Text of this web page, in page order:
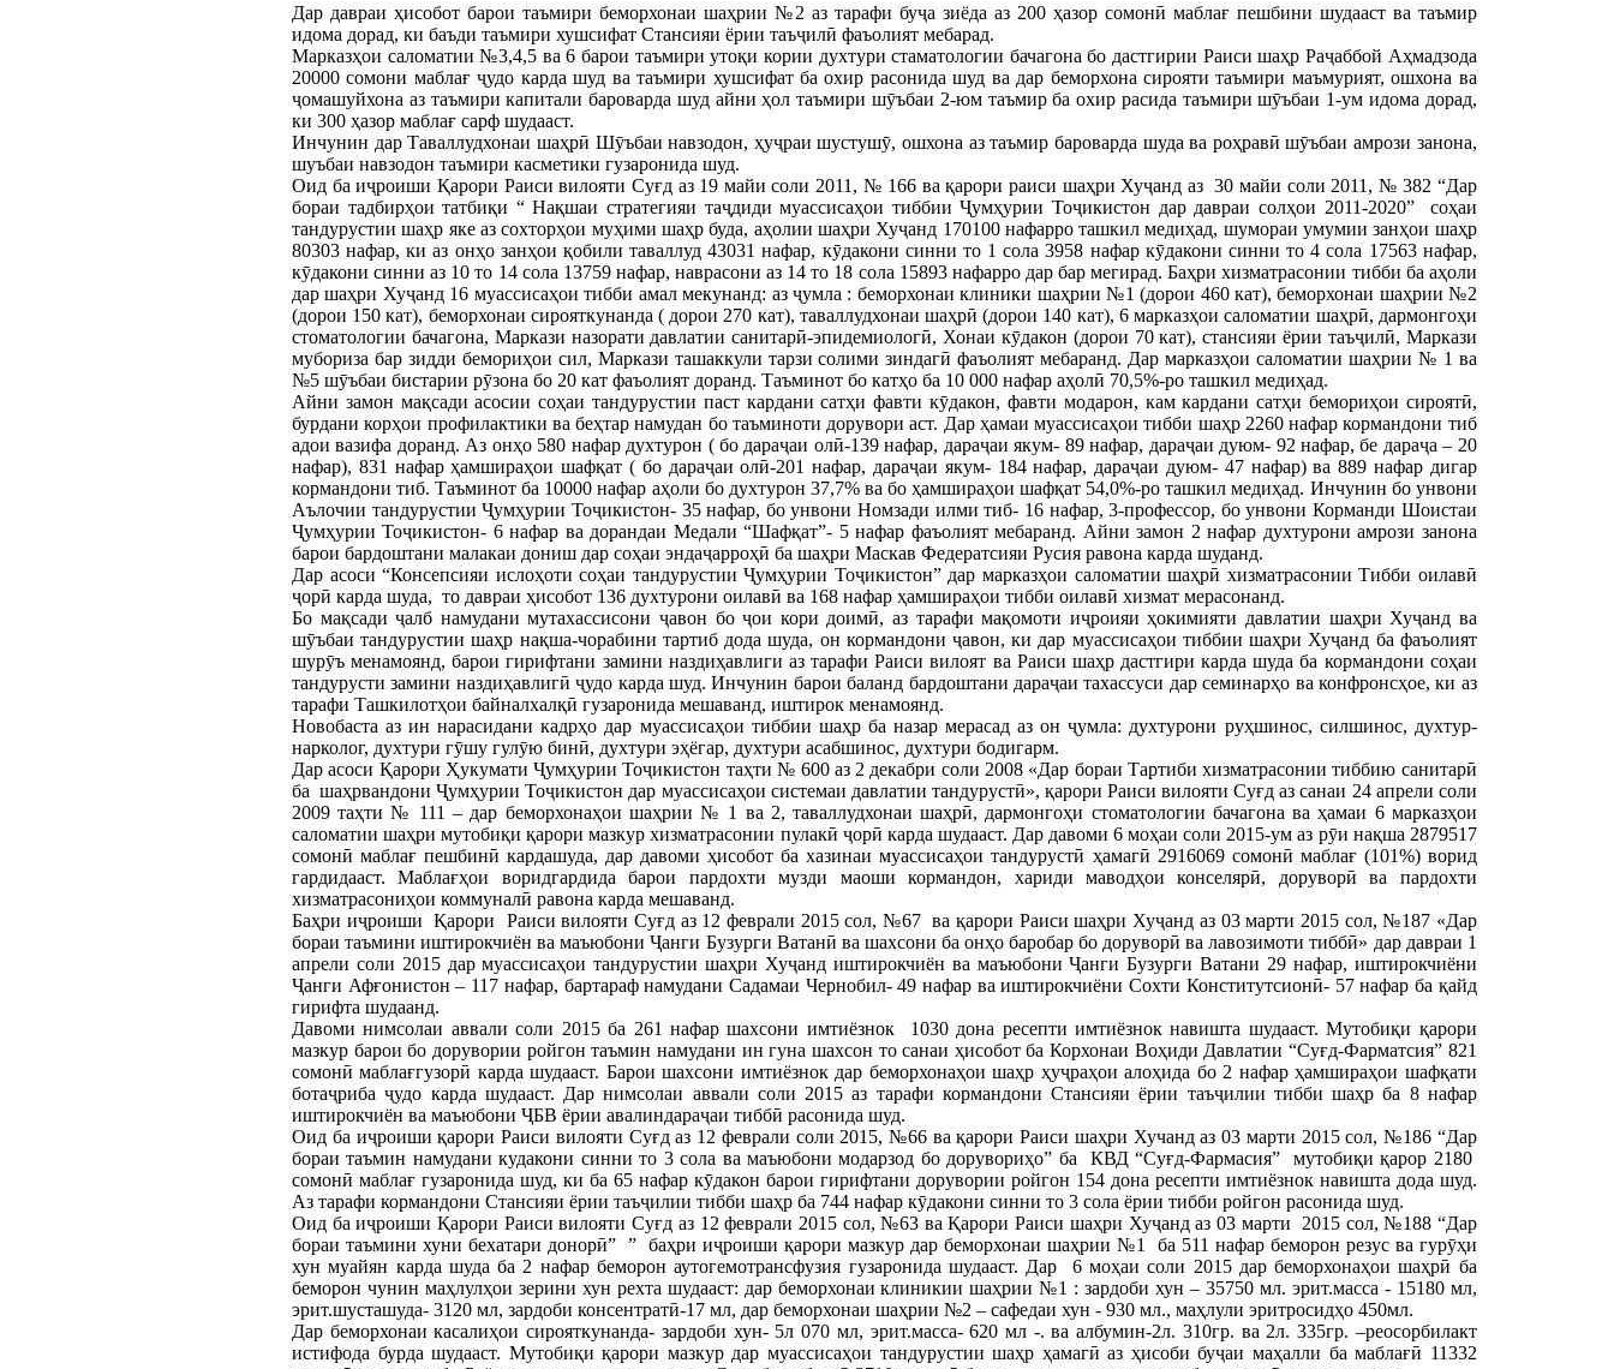
Дар давраи ҳисобот барои таъмири беморхонаи шаҳрии №2 аз тарафи буҷа зиёда аз 200 ҳазор сомонӣ маблағ пешбини шудааст ва таъмир
идома дорад, ки баъди таъмири хушсифат Стансияи ёрии таъҷилӣ фаъолият мебарад.
Марказҳои саломатии №3,4,5 ва 6 барои таъмири утоқи кории духтури стаматологии бачагона бо дастгирии Раиси шаҳр Раҷаббой Аҳмадзода
20000 сомони маблағ ҷудо карда шуд ва таъмири хушсифат ба охир расонида шуд ва дар беморхона сирояти таъмири маъмурият, ошхона ва
ҷомашуйхона аз таъмири капитали бароварда шуд айни ҳол таъмири шӯъбаи 2-юм таъмир ба охир расида таъмири шӯъбаи 1-ум идома дорад,
ки 300 ҳазор маблағ сарф шудааст.
Инчунин дар Таваллудхонаи шаҳрӣ Шӯъбаи навзодон, ҳуҷраи шустушӯ, ошхона аз таъмир бароварда шуда ва роҳравӣ шӯъбаи амрози занона,
шуъбаи навзодон таъмири касметики гузаронида шуд.
Оид ба иҷроиши Қарори Раиси вилояти Суғд аз 19 майи соли 2011, № 166 ва қарори раиси шаҳри Хуҷанд аз 30 майи соли 2011, № 382 “Дар
бораи тадбирҳои татбиқи “ Нақшаи стратегияи таҷдиди муассисаҳои тиббии Ҷумҳурии Тоҷикистон дар давраи солҳои 2011-2020” соҳаи
тандурустии шаҳр яке аз сохторҳои муҳими шаҳр буда, аҳолии шаҳри Хуҷанд 170100 нафарро ташкил медиҳад, шумораи умумии занҳои шаҳр
80303 нафар, ки аз онҳо занҳои қобили таваллуд 43031 нафар, кӯдакони синни то 1 сола 3958 нафар кӯдакони синни то 4 сола 17563 нафар,
кӯдакони синни аз 10 то 14 сола 13759 нафар, наврасони аз 14 то 18 сола 15893 нафарро дар бар мегирад. Баҳри хизматрасонии тибби ба аҳоли
дар шаҳри Хуҷанд 16 муассисаҳои тибби амал мекунанд: аз ҷумла : беморхонаи клиники шаҳрии №1 (дорои 460 кат), беморхонаи шаҳрии №2
(дорои 150 кат), беморхонаи сирояткунанда ( дорои 270 кат), таваллудхонаи шаҳрӣ (дорои 140 кат), 6 марказҳои саломатии шаҳрӣ, дармонгоҳи
стоматологии бачагона, Маркази назорати давлатии санитарӣ-эпидемиологӣ, Хонаи кӯдакон (дорои 70 кат), стансияи ёрии таъҷилӣ, Маркази
мубориза бар зидди бемориҳои сил, Маркази ташаккули тарзи солими зиндагӣ фаъолият мебаранд. Дар марказҳои саломатии шаҳрии № 1 ва
№5 шӯъбаи бистарии рӯзона бо 20 кат фаъолият доранд. Таъминот бо катҳо ба 10 000 нафар аҳолӣ 70,5%-ро ташкил медиҳад.
Айни замон мақсади асосии соҳаи тандурустии паст кардани сатҳи фавти кӯдакон, фавти модарон, кам кардани сатҳи бемориҳои сироятӣ,
бурдани корҳои профилактики ва беҳтар намудан бо таъминоти дорувори аст. Дар ҳамаи муассисаҳои тибби шаҳр 2260 нафар кормандони тиб
адои вазифа доранд. Аз онҳо 580 нафар духтурон ( бо дараҷаи олӣ-139 нафар, дараҷаи якум- 89 нафар, дараҷаи дуюм- 92 нафар, бе дараҷа – 20
нафар), 831 нафар ҳамшираҳои шафқат ( бо дараҷаи олӣ-201 нафар, дараҷаи якум- 184 нафар, дараҷаи дуюм- 47 нафар) ва 889 нафар дигар
кормандони тиб. Таъминот ба 10000 нафар аҳоли бо духтурон 37,7% ва бо ҳамшираҳои шафқат 54,0%-ро ташкил медиҳад. Инчунин бо унвони
Аълочии тандурустии Ҷумҳурии Тоҷикистон- 35 нафар, бо унвони Номзади илми тиб- 16 нафар, 3-профессор, бо унвони Корманди Шоистаи
Ҷумҳурии Тоҷикистон- 6 нафар ва дорандаи Медали “Шафқат”- 5 нафар фаъолият мебаранд. Айни замон 2 нафар духтурони амрози занона
барои бардоштани малакаи дониш дар соҳаи эндаҷарроҳӣ ба шаҳри Маскав Федератсияи Русия равона карда шуданд.
Дар асоси “Консепсияи ислоҳоти соҳаи тандурустии Ҷумҳурии Тоҷикистон” дар марказҳои саломатии шаҳрӣ хизматрасонии Тибби оилавӣ
ҷорӣ карда шуда, то давраи ҳисобот 136 духтурони оилавӣ ва 168 нафар ҳамшираҳои тибби оилавӣ хизмат мерасонанд.
Бо мақсади ҷалб намудани мутахассисони ҷавон бо ҷои кори доимӣ, аз тарафи мақомоти иҷроияи ҳокимияти давлатии шаҳри Хуҷанд ва
шӯъбаи тандурустии шаҳр нақша-чорабини тартиб дода шуда, он кормандони ҷавон, ки дар муассисаҳои тиббии шаҳри Хуҷанд ба фаъолият
шурӯъ менамоянд, барои гирифтани замини наздиҳавлиги аз тарафи Раиси вилоят ва Раиси шаҳр дастгири карда шуда ба кормандони соҳаи
тандурусти замини наздиҳавлигӣ ҷудо карда шуд. Инчунин барои баланд бардоштани дараҷаи тахассуси дар семинарҳо ва конфронсҳое, ки аз
тарафи Ташкилотҳои байналхалқӣ гузаронида мешаванд, иштирок менамоянд.
Новобаста аз ин нарасидани кадрҳо дар муассисаҳои тиббии шаҳр ба назар мерасад аз он ҷумла: духтурони руҳшинос, силшинос, духтур-
нарколог, духтури гӯшу гулӯю бинӣ, духтури эҳёгар, духтури асабшинос, духтури бодигарм.
Дар асоси Қарори Ҳукумати Ҷумҳурии Тоҷикистон таҳти № 600 аз 2 декабри соли 2008 «Дар бораи Тартиби хизматрасонии тиббию санитарӣ
ба шаҳрвандони Ҷумҳурии Тоҷикистон дар муассисаҳои системаи давлатии тандурустӣ», қарори Раиси вилояти Суғд аз санаи 24 апрели соли
2009 таҳти № 111 – дар беморхонаҳои шаҳрии № 1 ва 2, таваллудхонаи шаҳрӣ, дармонгоҳи стоматологии бачагона ва ҳамаи 6 марказҳои
саломатии шаҳри мутобиқи қарори мазкур хизматрасонии пулакӣ ҷорӣ карда шудааст. Дар давоми 6 моҳаи соли 2015-ум аз рӯи нақша 2879517
сомонӣ маблағ пешбинӣ кардашуда, дар давоми ҳисобот ба хазинаи муассисаҳои тандурустӣ ҳамагӣ 2916069 сомонӣ маблағ (101%) ворид
гардидааст. Маблағҳои воридгардида барои пардохти музди маоши кормандон, хариди маводҳои конселярӣ, доруворӣ ва пардохти
хизматрасониҳои коммуналӣ равона карда мешаванд.
Баҳри иҷроиши Қарори Раиси вилояти Суғд аз 12 феврали 2015 сол, №67 ва қарори Раиси шаҳри Хуҷанд аз 03 марти 2015 сол, №187 «Дар
бораи таъмини иштирокчиён ва маъюбони Ҷанги Бузурги Ватанӣ ва шахсони ба онҳо баробар бо доруворӣ ва лавозимоти тиббӣ» дар давраи 1
апрели соли 2015 дар муассисаҳои тандурустии шаҳри Хуҷанд иштирокчиён ва маъюбони Ҷанги Бузурги Ватани 29 нафар, иштирокчиёни
Ҷанги Афғонистон – 117 нафар, бартараф намудани Садамаи Чернобил- 49 нафар ва иштирокчиёни Сохти Конститутсионӣ- 57 нафар ба қайд
гирифта шудаанд.
Давоми нимсолаи аввали соли 2015 ба 261 нафар шахсони имтиёзнок 1030 дона ресепти имтиёзнок навишта шудааст. Мутобиқи қарори
мазкур барои бо дорувории ройгон таъмин намудани ин гуна шахсон то санаи ҳисобот ба Корхонаи Воҳиди Давлатии “Суғд-Фарматсия” 821
сомонӣ маблағгузорӣ карда шудааст. Барои шахсони имтиёзнок дар беморхонаҳои шаҳр ҳуҷраҳои алоҳида бо 2 нафар ҳамшираҳои шафқати
ботаҷриба ҷудо карда шудааст. Дар нимсолаи аввали соли 2015 аз тарафи кормандони Стансияи ёрии таъҷилии тибби шаҳр ба 8 нафар
иштирокчиён ва маъюбони ҶБВ ёрии авалиндараҷаи тиббӣ расонида шуд.
Оид ба иҷроиши қарори Раиси вилояти Суғд аз 12 феврали соли 2015, №66 ва қарори Раиси шаҳри Хучанд аз 03 марти 2015 сол, №186 “Дар
бораи таъмин намудани кудакони синни то 3 сола ва маъюбони модарзод бо дорувориҳо” ба КВД “Суғд-Фармасия” мутобиқи қарор 2180
сомонӣ маблағ гузаронида шуд, ки ба 65 нафар кӯдакон барои гирифтани дорувории ройгон 154 дона ресепти имтиёзнок навишта дода шуд.
Аз тарафи кормандони Стансияи ёрии таъҷилии тибби шаҳр ба 744 нафар кӯдакони синни то 3 сола ёрии тибби ройгон расонида шуд.
Оид ба иҷроиши Қарори Раиси вилояти Суғд аз 12 феврали 2015 сол, №63 ва Қарори Раиси шаҳри Хуҷанд аз 03 марти 2015 сол, №188 “Дар
бораи таъмини хуни бехатари донорӣ” ” баҳри иҷроиши қарори мазкур дар беморхонаи шаҳрии №1 ба 511 нафар беморон резус ва гурӯҳи
хун муайян карда шуда ба 2 нафар беморон аутогемотрансфузия гузаронида шудааст. Дар 6 моҳаи соли 2015 дар беморхонаҳои шаҳрӣ ба
беморон чунин маҳлулҳои зерини хун рехта шудааст: дар беморхонаи клиникии шаҳрии №1 : зардоби хун – 35750 мл. эрит.масса - 15180 мл,
эрит.шусташуда- 3120 мл, зардоби консентратӣ-17 мл, дар беморхонаи шаҳрии №2 – сафедаи хун - 930 мл., маҳлули эритросидҳо 450мл.
Дар беморхонаи касалиҳои сирояткунанда- зардоби хун- 5л 070 мл, эрит.масса- 620 мл -. ва албумин-2л. 310гр. ва 2л. 335гр. –реосорбилакт
истифода бурда шудааст. Мутобиқи қарори мазкур дар муассисаҳои тандурустии шаҳр ҳамагӣ аз ҳисоби буҷаи маҳалли ба маблағӣ 11332